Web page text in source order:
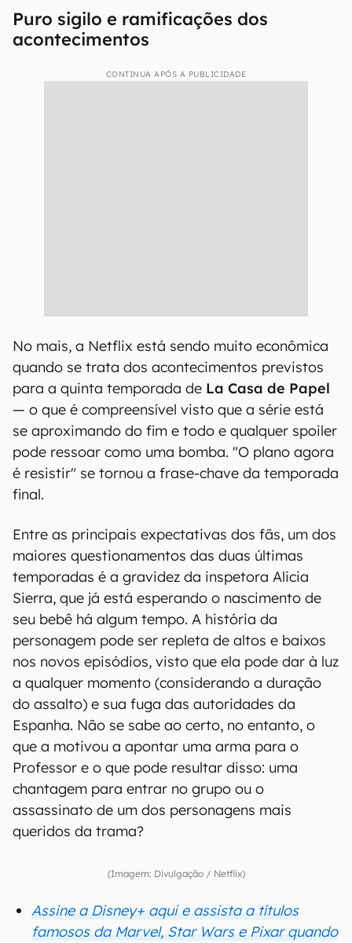
Puro sigilo e ramificações dos
acontecimentos
CONTINUA APÓS A PUBLICIDADE
No mais, a Netflix está sendo muito econômica
quando se trata dos acontecimentos previstos
para a quinta temporada de La Casa de Papel
— o que é compreensível visto que a série está
se aproximando do fim e todo e qualquer spoiler
pode ressoar como uma bomba. "O plano agora
é resistir" se tornou a frase-chave da temporada
final.
Entre as principais expectativas dos fãs, um dos
maiores questionamentos das duas últimas
temporadas é a gravidez da inspetora Alicia
Sierra, que já está esperando o nascimento de
seu bebê há algum tempo. A história da
personagem pode ser repleta de altos e baixos
nos novos episódios, visto que ela pode dar à luz
a qualquer momento (considerando a duração
do assalto) e sua fuga das autoridades da
Espanha. Não se sabe ao certo, no entanto, o
que a motivou a apontar uma arma para o
Professor e o que pode resultar disso: uma
chantagem para entrar no grupo ou o
assassinato de um dos personagens mais
queridos da trama?
(Imagem: Divulgação / Netflix)
Assine a Disney+ aqui e assista a títulos
famosos da Marvel, Star Wars e Pixar quando